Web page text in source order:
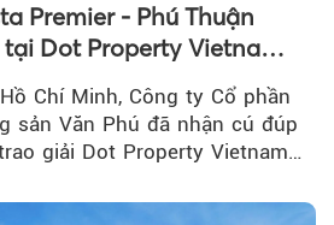
Premier - Phú Thuận
Dot Property Vietnam
2026
Chí Minh, Công ty Cổ phần
sản Văn Phú đã nhận cú đúp
giải Dot Property Vietnam